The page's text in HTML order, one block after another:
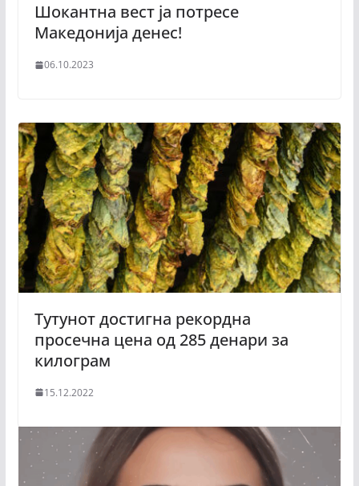
Шокантна вест ја потресе
Македонија денес!
06.10.2023
Тутунот достигна рекордна
просечна цена од 285 денари за
килограм
15.12.2022